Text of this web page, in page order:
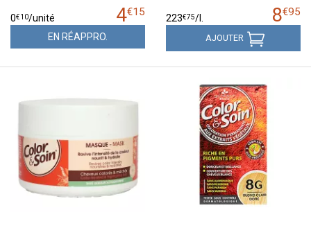
4€15
0€10/unité
EN RÉAPPRO.
8€95
223€75/
AJOUTER